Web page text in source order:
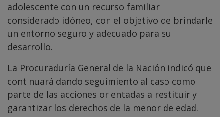
adolescente con un recurso familiar
considerado idóneo, con el objetivo de brindarle
un entorno seguro y adecuado para su
desarrollo.
La Procuraduría General de la Nación indicó que
continuará dando seguimiento al caso como
parte de las acciones orientadas a restituir y
garantizar los derechos de la menor de edad.